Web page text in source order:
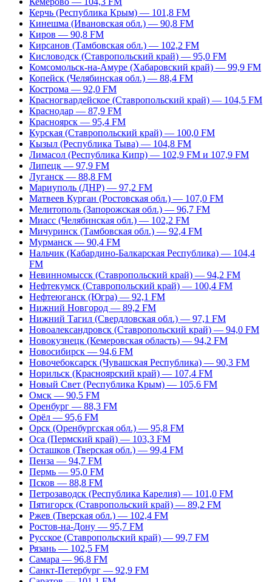
Керчь (Республика Крым) — 101,8 FM
Кинешма (Ивановская обл.) — 90,8 FM
Киров — 90,8 FM
Кирсанов (Тамбовская обл.) — 102,2 FM
Кисловодск (Ставропольский край) — 95,0 FM
Комсомольск-на-Амуре (Хабаровский край) — 99,9 FM
Копейск (Челябинская обл.) — 88,4 FM
Кострома — 92,0 FM
Красногвардейское (Ставропольский край) — 104,5 FM
Краснодар — 87,9 FM
Красноярск — 95,4 FM
Курская (Ставропольский край) — 100,0 FM
Кызыл (Республика Тыва) — 104,8 FM
Лимасол (Республика Кипр) — 102,9 FM и 107,9 FM
Липецк — 97,9 FM
Луганск — 88,8 FM
Мариуполь (ДНР) — 97,2 FM
Матвеев Курган (Ростовская обл.) — 107,0 FM
Мелитополь (Запорожская обл.) — 96,7 FM
Миасс (Челябинская обл.) — 102,2 FM
Мичуринск (Тамбовская обл.) — 92,4 FM
Мурманск — 90,4 FM
Нальчик (Кабардино-Балкарская Республика) — 104,4
FM
Невинномысск (Ставропольский край) — 94,2 FM
Нефтекумск (Ставропольский край) — 100,4 FM
Нефтеюганск (Югра) — 92,1 FM
Нижний Новгород — 89,2 FM
Нижний Тагил (Свердловская обл.) — 97,1 FM
Новоалександровск (Ставропольский край) — 94,0 FM
Новокузнецк (Кемеровская область) — 94,2 FM
Новосибирск — 94,6 FM
Новочебоксарск (Чувашская Республика) — 90,3 FM
Норильск (Красноярский край) — 107,4 FM
Новый Свет (Республика Крым) — 105,6 FM
Омск — 90,5 FM
Оренбург — 88,3 FM
Орёл — 95,6 FM
Орск (Оренбургская обл.) — 95,8 FM
Оса (Пермский край) — 103,3 FM
Осташков (Тверская обл.) — 99,4 FM
Пенза — 94,7 FM
Пермь — 95,0 FM
Псков — 88,8 FM
Петрозаводск (Республика Карелия) — 101,0 FM
Пятигорск (Ставропольский край) — 89,2 FM
Ржев (Тверская обл.) — 102,4 FM
Ростов-на-Дону — 95,7 FM
Русское (Ставропольский край) — 99,7 FM
Рязань — 102,5 FM
Самара — 96,8 FM
Санкт-Петербург — 92,9 FM